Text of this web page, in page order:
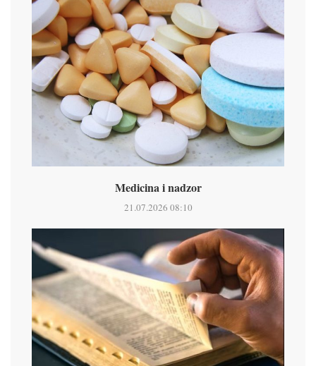
Medicina i nadzor
21.07.2026 08:10